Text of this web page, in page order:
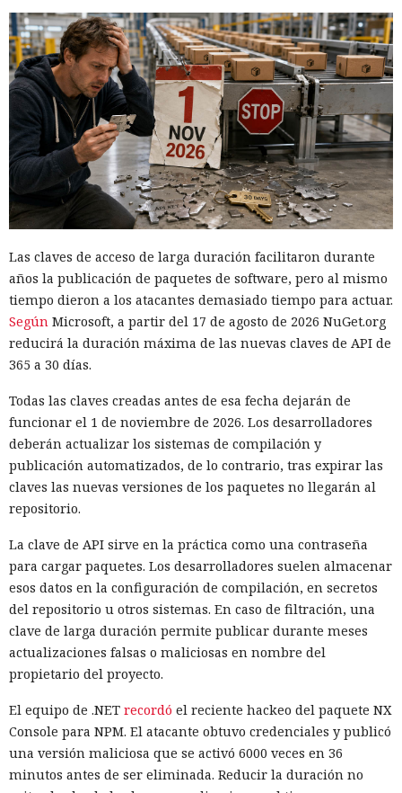
Las claves de acceso de larga duración facilitaron durante
años la publicación de paquetes de software, pero al mismo
tiempo dieron a los atacantes demasiado tiempo para actuar.
Según Microsoft, a partir del 17 de agosto de 2026 NuGet.org
reducirá la duración máxima de las nuevas claves de API de
365 a 30 días.
Todas las claves creadas antes de esa fecha dejarán de
funcionar el 1 de noviembre de 2026. Los desarrolladores
deberán actualizar los sistemas de compilación y
publicación automatizados, de lo contrario, tras expirar las
claves las nuevas versiones de los paquetes no llegarán al
repositorio.
La clave de API sirve en la práctica como una contraseña
para cargar paquetes. Los desarrolladores suelen almacenar
esos datos en la configuración de compilación, en secretos
del repositorio u otros sistemas. En caso de filtración, una
clave de larga duración permite publicar durante meses
actualizaciones falsas o maliciosas en nombre del
propietario del proyecto.
El equipo de .NET recordó el reciente hackeo del paquete NX
Console para NPM. El atacante obtuvo credenciales y publicó
una versión maliciosa que se activó 6000 veces en 36
minutos antes de ser eliminada. Reducir la duración no
17:36 / 05.08.2026
Ahora la empresa ha decidido ponerle fin.
Algunas aplicaciones para televisores Samsung pueden
propietario para retransmitir el tráfico de terceros. El código
se encontró en varias aplicaciones de la tienda oficial,
incluida la sencilla versión de Pac-Man, que la propia
Samsung promocionó en la sección «Selección del editor».
Los desarrolladores de algunas aplicaciones afirman tener
cientos de millones de instalaciones.
En el interior de los programas funcionaban componentes
de redes proxy residenciales. Ese tipo de servicios
encaminan el tráfico de internet de clientes a través de
conexiones domésticas y de oficina ordinarias. En ese
esquema, el televisor se convierte en un nodo de salida: un
usuario externo envía solicitudes a través de una dirección
IP ajena, y los sitios web ven no el origen real de la
El componente proxy puede seguir funcionando en segundo
plano incluso después de cerrar la aplicación. El televisor
permanece conectado a internet casi de forma continua, por